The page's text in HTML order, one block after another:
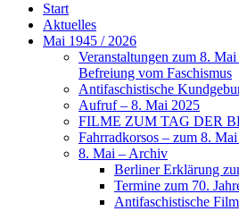
Start
Aktuelles
Mai 1945 / 2026
Veranstaltungen zum 8.
Befreiung vom Faschismus
Antifaschistische
Aufruf – 8. Mai 2025
FILME ZUM TAG DER
Fahrradkorsos – zum 8.
8. Mai – Archiv
Berliner Erklärung
Termine zum 70.
Antifaschistische